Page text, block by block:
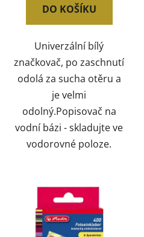
DO KOŠÍKU
Univerzální bílý
značkovač, po zaschnutí
odolá za sucha otěru a
je velmi
odolný.Popisovač na
vodní bázi - skladujte ve
vodorovné poloze.